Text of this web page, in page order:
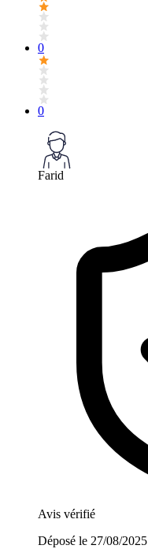
0
0
Farid
Avis vérifié
Déposé le 27/08/2025